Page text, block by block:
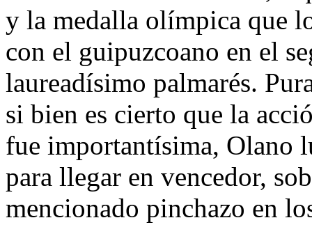
y la medalla olímpica que
con el guipuzcoano en el
laureadísimo palmarés.
si bien es cierto que la
fue importantísima, Olano
para llegar en vencedor,
mencionado pinchazo en